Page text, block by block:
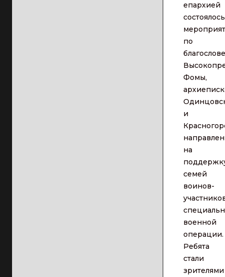
епархией
состоялось
по
Фомы,
и
на
семей
воинов-
военной
операции.
Ребята
стали
зрителями